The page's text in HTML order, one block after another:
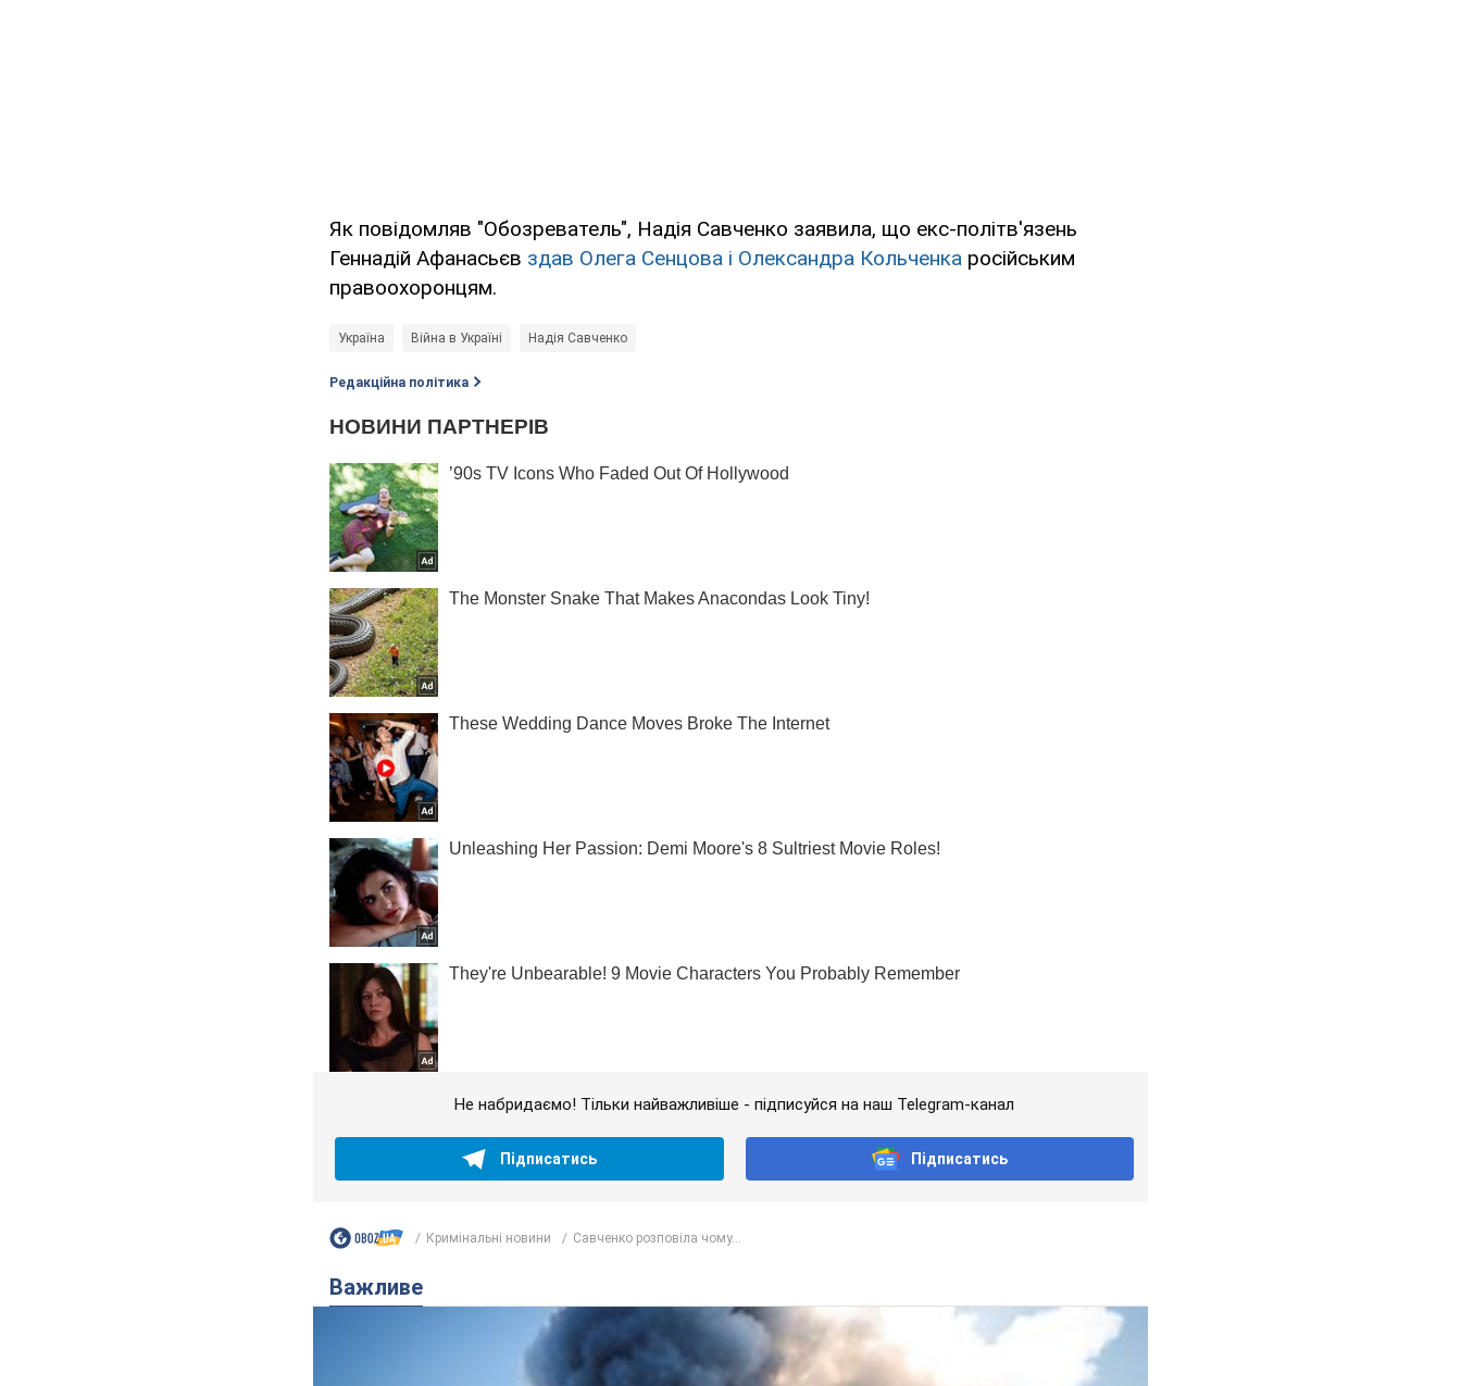
Як повідомляв "Обозреватель", Надія Савченко заявила, що екс-політв'язень
Геннадій Афанасьєв здав Олега Сенцова і Олександра Кольченка російським
правоохоронцям.
Україна Війна в Україні Надія Савченко
Редакційна політика
Не набридаємо! Тільки найважливіше - підписуйся на наш Telegram-канал
Підписатись Підписатись
Кримінальні новини Савченко розповіла чому...
Важливе